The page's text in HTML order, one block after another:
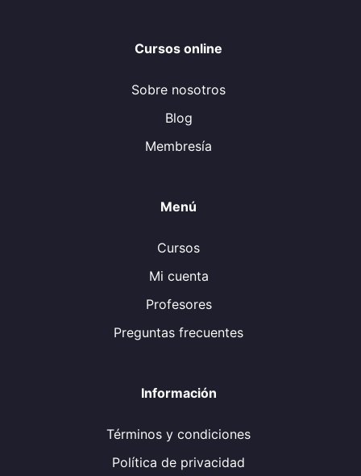
Cursos online
Sobre nosotros
Blog
Membresía
Menú
Cursos
Mi cuenta
Profesores
Preguntas frecuentes
Información
Términos y condiciones
Política de privacidad